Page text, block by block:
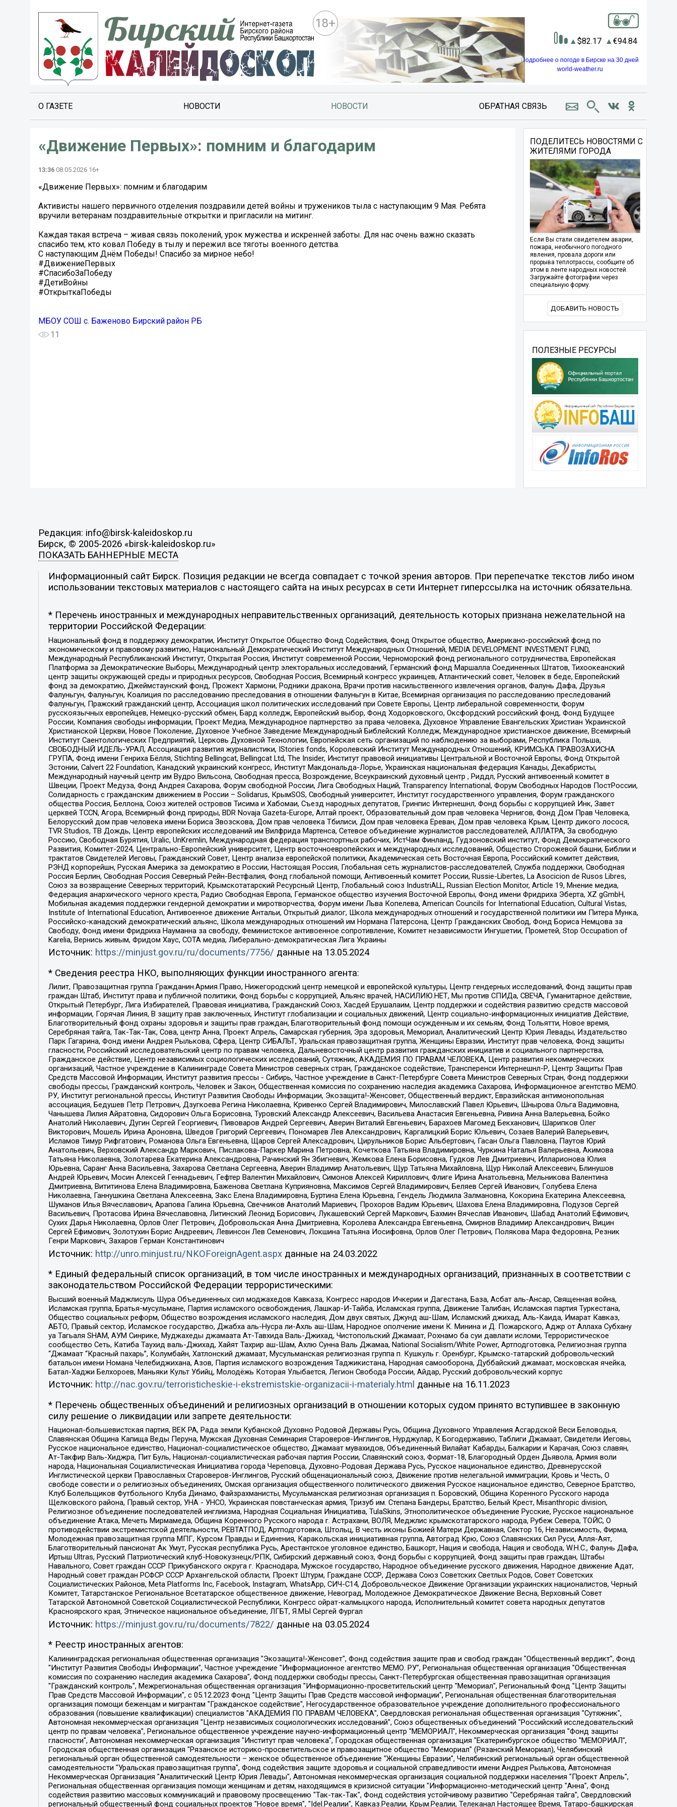
18+
82.17 94.84
Подробнее о погоде в Бирске на 30 дней
world-weather.ru
О ГАЗЕТЕ НОВОСТИ НОВОСТИ ОБРАТНАЯ СВЯЗЬ
«Движение Первых»: помним и благодарим
13:36 08.05.2026 16+
«Движение Первых»: помним и благодарим
Активисты нашего первичного отделения поздравили детей войны и тружеников тыла с наступающим 9 Мая. Ребята
вручили ветеранам поздравительные открытки и пригласили на митинг.
Каждая такая встреча – живая связь поколений, урок мужества и искренней заботы. Для нас очень важно сказать
спасибо тем, кто ковал Победу в тылу и пережил все тяготы военного детства.
С наступающим Днём Победы! Спасибо за мирное небо! ️
#ДвижениеПервых
#СпасибоЗаПобеду
#ДетиВойны
#ОткрыткаПобеды
МБОУ СОШ с. Баженово Бирский район РБ
11
ПОДЕЛИТЕСЬ НОВОСТЯМИ С
ЖИТЕЛЯМИ ГОРОДА
Если Вы стали свидетелем аварии,
пожара, необычного погодного
явления, провала дороги или
прорыва теплотрассы, сообщите об
этом в ленте народных новостей.
Загружайте фотографии через
специальную форму.
ДОБАВИТЬ НОВОСТЬ
ПОЛЕЗНЫЕ РЕСУРСЫ
Редакция: info@birsk-kaleidoskop.ru
Бирск, © 2005-2026 «birsk-kaleidoskop.ru»
ПОКАЗАТЬ БАННЕРНЫЕ МЕСТА
Информационный сайт Бирск. Позиция редакции не всегда совпадает с точкой зрения авторов. При перепечатке текстов либо ином
использовании текстовых материалов с настоящего сайта на иных ресурсах в сети Интернет гиперссылка на источник обязательна.
* Перечень иностранных и международных неправительственных организаций, деятельность которых признана нежелательной на
территории Российской Федерации:
Национальный фонд в поддержку демократии, Институт Открытое Общество Фонд Содействия, Фонд Открытое общество, Американо-российский фонд по
экономическому и правовому развитию, Национальный Демократический Институт Международных Отношений, MEDIA DEVELOPMENT INVESTMENT FUND,
Международный Республиканский Институт, Открытая Россия, Институт современной России, Черноморский фонд регионального сотрудничества, Европейская
Платформа за Демократические Выборы, Международный центр электоральных исследований, Германский фонд Маршалла Соединенных Штатов, Тихоокеанский
центр защиты окружающей среды и природных ресурсов, Свободная Россия, Всемирный конгресс украинцев, Атлантический совет, Человек в беде, Европейский
фонд за демократию, Джеймстаунский фонд, Прожект Хармони, Родники дракона, Врачи против насильственного извлечения органов, Фалунь Дафа, Друзья
Фалуньгун, Фалуньгун, Коалиция по расследованию преследования в отношении Фалуньгун в Китае, Всемирная организация по расследованию преследований
Фалуньгун, Пражский гражданский центр, Ассоциация школ политических исследований при Совете Европы, Центр либеральной современности, Форум
русскоязычных европейцев, Немецко-русский обмен, Бард колледж, Европейский выбор, Фонд Ходорковского, Оксфордский российский фонд, Фонд Будущее
России, Компания свободы информации, Проект Медиа, Международное партнерство за права человека, Духовное Управление Евангельских Христиан Украинской
Христианской Церкви, Новое Поколение, Духовное Учебное Заведение Международный Библейский Колледж, Международное христианское движение, Всемирный
Институт Саентологических Предприятий, Церковь Духовной Технологии, Европейская сеть организаций по наблюдению за выборами, Республика Польша,
СВОБОДНЫЙ ИДЕЛЬ-УРАЛ, Ассоциация развития журналистики, IStories fonds, Королевский Институт Международных Отношений, КРИМСЬКА ПРАВОЗАХИСНА
ГРУПА, Фонд имени Генриха Бёлля, Stichting Bellingcat, Bellingcat Ltd, The Insider, Институт правовой инициативы Центральной и Восточной Европы, Фонд Открытой
Эстонии, Calvert 22 Foundation, Канадский украинский конгресс, Институт Макдональда-Лорье, Украинская национальная федерация Канады, Декабристы,
Международный научный центр им Вудро Вильсона, Свободная пресса, Возрождение, Всеукраинский духовный центр , Риддл, Русский антивоенный комитет в
Швеции, Проект Медуза, Фонд Андрея Сахарова, Форум свободной России, Лига Свободных Наций, Transparеncy International, Форум Свободных Народов ПостРоссии,
Солидарность с гражданским движением в России – Solidarus, КрымSOS, Свободный университет, Институт государственного управления, Форум гражданского
общества Россия, Беллона, Союз жителей островов Тисима и Хабомаи, Съезд народных депутатов, Гринпис Интернешнл, Фонд борьбы с коррупцией Инк, Завет
церквей TCCN, Агора, Всемирный фонд природы, BDR Novaja Gazeta-Europe, Алтай проект, Образовательный дом прав человека Чернигов, Фонд Дом Прав Человека,
Белорусский дом прав человека имени Бориса Звозскова, Дом прав человека Тбилиси, Дом прав человека Ереван, Дом прав человека Крым, Центр дикого лосося,
TVR Studios, ТВ Дождь, Центр европейских исследований им Вилфрида Мартенса, Сетевое объединение журналистов расследователей, АЛЛАТРА, За свободную
Россию, Свободная Бурятия, Uralic, UnKremlin, Международная федерация транспортных рабочих, ИстЧам Финланд, Гудзоновский институт, Фонд Демократического
Развития, Комитет-2024, Центрально-Европейский университет, Центр восточноевропейских и международных исследований, Общество Сторожевой башни, Библии и
трактатов Свидетелей Иеговы, Гражданский Совет, Центр анализа европейской политики, Академическая сеть Восточная Европа, Российский комитет действия,
РЭНД корпорейшн, Русская Америка за демократию в России, Настоящая Россия, Глобальная сеть журналистов-расследователей, Служба поддержки, Свободная
Россия Берлин, Свободная Россия Северный Рейн-Вестфалия, Фонд глобальной помощи, Антивоенный комитет России, Russie-Libertes, La Asocicion de Rusos Libres,
Союз за возвращение Северных территорий, Крымскотатарский Ресурсный Центр, Глобальный союз IndustriALL, Russian Election Monitor, Article 19, Мнение медиа,
Федерация анархического черного креста, Радио Свободная Европа, Германское общество изучения Восточной Европы, Фонд имени Фридриха Эберта, XZ gGmbH,
Мобильная академия поддержки гендерной демократии и миротворчества, Форум имени Льва Копелева, American Councils for International Education, Cultural Vistas,
Institute of International Education, Антивоенное движение Антальи, Открытый диалог, Школа международных отношений и государственной политики им Питера Мунка,
Российско-канадский демократический альянс, Школа международных отношений им Нормана Патерсона, Центр Гражданских Свобод, Фонд Бориса Немцова за
Свободу, Фонд имени Фридриха Науманна за свободу, Феминистское антивоенное сопротивление, Комитет независимости Ингушетии, Прометей, Stop Occupation of
Karelia, Вернись живым, Фридом Хаус, СОТА медиа, Либерально-демократическая Лига Украины
Источник: https://minjust.gov.ru/ru/documents/7756/ данные на 13.05.2024
* Сведения реестра НКО, выполняющих функции иностранного агента:
Лилит, Правозащитная группа Гражданин.Армия.Право, Нижегородский центр немецкой и европейской культуры, Центр гендерных исследований, Фонд защиты прав
граждан Штаб, Институт права и публичной политики, Фонд борьбы с коррупцией, Альянс врачей, НАСИЛИЮ.НЕТ, Мы против СПИДа, СВЕЧА, Гуманитарное действие,
Открытый Петербург, Лига Избирателей, Правовая инициатива, Гражданский Союз, Хасдей Ерушалаим, Центр поддержки и содействия развитию средств массовой
информации, Горячая Линия, В защиту прав заключенных, Институт глобализации и социальных движений, Центр социально-информационных инициатив Действие,
Благотворительный фонд охраны здоровья и защиты прав граждан, Благотворительный фонд помощи осужденным и их семьям, Фонд Тольятти, Новое время,
Серебряная тайга, Так-Так-Так, Сова, центр Анна, Проект Апрель, Самарская губерния, Эра здоровья, Мемориал, Аналитический Центр Юрия Левады, Издательство
Парк Гагарина, Фонд имени Андрея Рылькова, Сфера, Центр СИБАЛЬТ, Уральская правозащитная группа, Женщины Евразии, Институт прав человека, Фонд защиты
гласности, Российский исследовательский центр по правам человека, Дальневосточный центр развития гражданских инициатив и социального партнерства,
Гражданское действие, Центр независимых социологических исследований, Сутяжник, АКАДЕМИЯ ПО ПРАВАМ ЧЕЛОВЕКА, Центр развития некоммерческих
организаций, Частное учреждение в Калининграде Совета Министров северных стран, Гражданское содействие, Трансперенси Интернешнл-Р, Центр Защиты Прав
Средств Массовой Информации, Институт развития прессы - Сибирь, Частное учреждение в Санкт-Петербурге Совета Министров Северных Стран, Фонд поддержки
свободы прессы, Гражданский контроль, Человек и Закон, Общественная комиссия по сохранению наследия академика Сахарова, Информационное агентство МЕМО.
РУ, Институт региональной прессы, Институт Развития Свободы Информации, Экозащита!-Женсовет, Общественный вердикт, Евразийская антимонопольная
ассоциация, Бедушев Петр Петрович, Дзугкоева Регина Николаевна, Кривенко Сергей Владимирович, Милославский Павел Юрьевич, Шнырова Ольга Вадимовна,
Чанышева Лилия Айратовна, Сидорович Ольга Борисовна, Туровский Александр Алексеевич, Васильева Анастасия Евгеньевна, Ривина Анна Валерьевна, Бойко
Анатолий Николаевич, Дугин Сергей Георгиевич, Пивоваров Андрей Сергеевич, Аверин Виталий Евгеньевич, Барахоев Магомед Бекханович, Шарипков Олег
Викторович, Мошель Ирина Ароновна, Шведов Григорий Сергеевич, Пономарев Лев Александрович, Каргалицкий Борис Юльевич, Созаев Валерий Валерьевич,
Исламов Тимур Рифгатович, Романова Ольга Евгеньевна, Щаров Сергей Алексадрович, Цирульников Борис Альбертович, Гасан Ольга Павловна, Паутов Юрий
Анатольевич, Верховский Александр Маркович, Пислакова-Паркер Марина Петровна, Кочеткова Татьяна Владимировна, Чуркина Наталья Валерьевна, Акимова
Татьяна Николаевна, Золотарева Екатерина Александровна, Рачинский Ян Збигневич, Жемкова Елена Борисовна, Гудков Лев Дмитриевич, Илларионова Юлия
Юрьевна, Саранг Анна Васильевна, Захарова Светлана Сергеевна, Аверин Владимир Анатольевич, Щур Татьяна Михайловна, Щур Николай Алексеевич, Блинушов
Андрей Юрьевич, Мосин Алексей Геннадьевич, Гефтер Валентин Михайлович, Симонов Алексей Кириллович, Флиге Ирина Анатольевна, Мельникова Валентина
Дмитриевна, Вититинова Елена Владимировна, Баженова Светлана Куприяновна, Максимов Сергей Владимирович, Беляев Сергей Иванович, Голубева Елена
Николаевна, Ганнушкина Светлана Алексеевна, Закс Елена Владимировна, Буртина Елена Юрьевна, Гендель Людмила Залмановна, Кокорина Екатерина Алексеевна,
Шуманов Илья Вячеславович, Арапова Галина Юрьевна, Свечников Анатолий Мариевич, Прохоров Вадим Юрьевич, Шахова Елена Владимировна, Подузов Сергей
Васильевич, Протасова Ирина Вячеславовна, Литинский Леонид Борисович, Лукашевский Сергей Маркович, Бахмин Вячеслав Иванович, Шабад Анатолий Ефимович,
Сухих Дарья Николаевна, Орлов Олег Петрович, Добровольская Анна Дмитриевна, Королева Александра Евгеньевна, Смирнов Владимир Александрович, Вицин
Сергей Ефимович, Золотухин Борис Андреевич, Левинсон Лев Семенович, Локшина Татьяна Иосифовна, Орлов Олег Петрович, Полякова Мара Федоровна, Резник
Генри Маркович, Захаров Герман Константинович
Источник: http://unro.minjust.ru/NKOForeignAgent.aspxданные на 24.03.2022
* Единый федеральный список организаций, в том числе иностранных и международных организаций, признанных в соответствии с
законодательством Российской Федерации террористическими:
Высший военный Маджлисуль Шура Объединенных сил моджахедов Кавказа, Конгресс народов Ичкерии и Дагестана, База, Асбат аль-Ансар, Священная война,
Исламская группа, Братья-мусульмане, Партия исламского освобождения, Лашкар-И-Тайба, Исламская группа, Движение Талибан, Исламская партия Туркестана,
Общество социальных реформ, Общество возрождения исламского наследия, Дом двух святых, Джунд аш-Шам, Исламский джихад, Аль-Каида, Имарат Кавказ,
АБТО, Правый сектор, Исламское государство, Джабха аль-Нусра ли-Ахль аш-Шам, Народное ополчение имени К. Минина и Д. Пожарского, Аджр от Аллаха Субхану
уа Тагьаля SHAM, АУМ Синрике, Муджахеды джамаата Ат-Тавхида Валь-Джихад, Чистопольский Джамаат, Рохнамо ба суи давлати исломи, Террористическое
сообщество Сеть, Катиба Таухид валь-Джихад, Хайят Тахрир аш-Шам, Ахлю Сунна Валь Джамаа, National Socialism/White Power, Артподготовка, Религиозная группа
“Джамаат “Красный пахарь”, Колумбайн, Хатлонский джамаат, Мусульманская религиозная группа п. Кушкуль г. Оренбург, Крымско-татарский добровольческий
батальон имени Номана Челебиджихана, Азов, Партия исламского возрождения Таджикистана, Народная самооборона, Дуббайский джамаат, московская ячейка,
Батал-Хаджи Белхороев, Маньяки Культ Убийц, Молодёжь Которая Улыбается, Легион Свобода России, Айдар, Русский добровольческий корпус
Источник: http://nac.gov.ru/terroristicheskie-i-ekstremistskie-organizacii-i-materialy.html данные на 16.11.2023
* Перечень общественных объединений и религиозных организаций в отношении которых судом принято вступившее в законную
силу решение о ликвидации или запрете деятельности:
Национал-большевистская партия, ВЕК РА, Рада земли Кубанской Духовно Родовой Державы Русь, Община Духовного Управления Асгардской Веси Беловодья,
Славянская Община Капища Веды Перуна, Мужская Духовная Семинария Староверов-Инглингов, Нурджулар, К Богодержавию, Таблиги Джамаат, Свидетели Иеговы,
Русское национальное единство, Национал-социалистическое общество, Джамаат мувахидов, Объединенный Вилайат Кабарды, Балкарии и Карачая, Союз славян,
Ат-Такфир Валь-Хиджра, Пит Буль, Национал-социалистическая рабочая партия России, Славянский союз, Формат-18, Благородный Орден Дьявола, Армия воли
народа, Национальная Социалистическая Инициатива города Череповца, Духовно-Родовая Держава Русь, Русское национальное единство, Древнерусской
Инглистической церкви Православных Староверов-Инглингов, Русский общенациональный союз, Движение против нелегальной иммиграции, Кровь и Честь, О
свободе совести и о религиозных объединениях, Омская организация общественного политического движения Русское национальное единство, Северное Братство,
Клуб Болельщиков Футбольного Клуба Динамо, Файзрахманисты, Мусульманская религиозная организация п. Боровский, Община Коренного Русского народа
Щелковского района, Правый сектор, УНА - УНСО, Украинская повстанческая армия, Тризуб им. Степана Бандеры, Братство, Белый Крест, Misanthropic division,
Религиозное объединение последователей инглиизма, Народная Социальная Инициатива, TulaSkins, Этнополитическое объединение Русские, Русское национальное
объединение Атака, Мечеть Мирмамеда, Община Коренного Русского народа г. Астрахани, ВОЛЯ, Меджлис крымскотатарского народа, Рубеж Севера, ТОЙС, О
противодействии экстремистской деятельности, РЕВТАТПОД, Артподготовка, Штольц, В честь иконы Божией Матери Державная, Сектор 16, Независимость, Фирма,
Молодежная правозащитная группа МПГ, Курсом Правды и Единения, Каракольская инициативная группа, Автоград Крю, Союз Славянских Сил Руси, Алля-Аят,
Благотворительный пансионат Ак Умут, Русская республика Русь, Арестантское уголовное единство, Башкорт, Нация и свобода, Нация и свобода, W.H.С., Фалунь Дафа,
Иртыш Ultras, Русский Патриотический клуб-Новокузнецк/РПК, Сибирский державный союз, Фонд борьбы с коррупцией, Фонд защиты прав граждан, Штабы
Навального, Совет граждан СССР Прикубанского округа г. Краснодара, Мужское государство, Народное объединение русского движения, Народное движение Адат,
Народный совет граждан РСФСР СССР Архангельской области, Проект Штурм, Граждане СССР, Держава Союз Советских Светлых Родов, Совет Советских
Социалистических Районов, Meta Platforms Inc, Facebook, Instagram, WhatsApp, СИЧ-С14, Добровольческое Движение Организации украинских националистов, Черный
Комитет, Татарстанское Региональное Всетатарское общественное движение, Невоград, Молодежное Демократическое Движение Весна, Верховный Совет
Татарской Автономной Советской Социалистической Республики, Конгресс ойрат-калмыцкого народа, Исполнительный комитет совета народных депутатов
Красноярского края, Этническое национальное объединение, ЛГБТ, Я.МЫ Сергей Фургал
Источник: https://minjust.gov.ru/ru/documents/7822/ данные на 03.05.2024
* Реестр иностранных агентов:
Калининградская региональная общественная организация "Экозащита!-Женсовет", Фонд содействия защите прав и свобод граждан "Общественный вердикт", Фонд "Институт Развития Свободы Информации", Частное учреждение "Информационное агентство МЕМО. РУ", Региональная общественная организация "Общественная комиссия по сохранению наследия академика Сахарова", Фонд поддержки свободы прессы, Санкт-Петербургская общественная правозащитная организация "Гражданский контроль", Межрегиональная общественная организация "Информационно-просветительский центр "Мемориал", Региональный Фонд "Центр Защиты Прав Средств Массовой Информации", с 05.12.2023 Фонд "Центр Защиты Прав Средств массовой информации", Региональная общественная благотворительная организация помощи беженцам и мигрантам "Гражданское содействие", Негосударственное образовательное учреждение дополнительного профессионального образования (повышение квалификации) специалистов "АКАДЕМИЯ ПО ПРАВАМ ЧЕЛОВЕКА", Свердловская региональная общественная организация "Сутяжник", Автономная некоммерческая организация "Центр независимых социологических исследований", Союз общественных объединений "Российский исследовательский центр по правам человека", Региональное общественное учреждение научно-информационный центр "МЕМОРИАЛ", Некоммерческая организация "Фонд защиты гласности", Автономная некоммерческая организация "Институт прав человека", Городская общественная организация "Екатеринбургское общество "МЕМОРИАЛ", Городская общественная организация "Рязанское историко-просветительское и правозащитное общество "Мемориал" (Рязанский Мемориал), Челябинский региональный орган общественной самодеятельности – женское общественное объединение "Женщины Евразии", Челябинский региональный орган общественной самодеятельности "Уральская правозащитная группа", Фонд содействия защите здоровья и социальной справедливости имени Андрея Рылькова, Автономная Некоммерческая Организация "Аналитический Центр Юрия Левады", Автономная некоммерческая организация социальной поддержки населения "Проект Апрель", Региональная общественная организация помощи женщинам и детям, находящимся в кризисной ситуации "Информационно-методический центр "Анна", Фонд содействия развитию массовых коммуникаций и правовому просвещению "Так-так-Так", Фонд содействия устойчивому развитию "Серебряная тайга", Свердловский региональный общественный фонд социальных проектов "Новое время", "Idel.Реалии", Кавказ.Реалии, Крым.Реалии, Телеканал Настоящее Время, Татаро-башкирская служба Радио Свобода (Azatliq Radiosi), Радио Свободная Европа/Радио Свобода (PCE/PC), "Сибирь.Реалии", "Фактограф", Благотворительный фонд помощи осужденным и их семьям, Автономная некоммерческая организация "Институт глобализации и социальных движений", Фонд "В защиту прав заключенных", Частное учреждение "Центр поддержки и содействия развитию средств массовой информации", Пензенский региональный общественный благотворительный фонд "Гражданский союз", "Север.Реалии", Некоммерческая организация Фонд "Правовая инициатива", Общество с ограниченной ответственностью "Радио Свободная Европа/Радио Свобода", Чешское информационное агентство "MEDIUM-ORIENT", Красноярская региональная общественная организация "Мы против СПИДа", Камалягин Денис Николаевич, Маркелов Сергей Евгеньевич, Пономарев Лев Александрович, Савицкая Людмила Алексеевна, Автономная некоммерческая организация "Центр по работе с проблемой насилия "НАСИЛИЮ.НЕТ", Межрегиональный профессиональный союз работников здравоохранения "Альянс врачей", Юридическое лицо, зарегистрированное в Латвийской Республике, SIA "Medusa Project" (регистрационный номер 40103797863, дата регистрации 10.06.2014), Некоммерческая организация "Фонд по борьбе с коррупцией", Автономная некоммерческая организация "Институт права и публичной политики", Баданин Роман Сергеевич, Гликин Максим Александрович, Железнова Мария Михайловна, Лукьянова Юлия Сергеевна, Маетная Елизавета Витальевна, Маняхин Петр Борисович, Чуракова Ольга Владимировна, Ярош Юлия Петровна, Юридическое лицо "The Insider SIA", зарегистрированное в Риге, Латвийская Республика (дата регистрации 26.06.2015), являющееся администратором доменного имени интернет-издания "The Insider SIA", https://theins.ru, Постернак Алексей Евгеньевич, Рубин Михаил Аркадьевич, Анин Роман Александрович, Юридическое лицо Istories fonds, зарегистрированное в Латвийской Республике (регистрационный номер 50008295751, дата регистрации 24.02.2020), Великовский Дмитрий Александрович, Долинина Ирина Николаевна, Мароховская Алеся Алексеевна, Шлейнов Роман Юрьевич, Шмагун Олеся Валентиновна, Общество с ограниченной ответственностью "Альтаир 2021", Общество с ограниченной ответственностью "Вега 2021", Общество с ограниченной ответственностью "Главный редактор 2021", Общество с ограниченной ответственностью "Ромашки монолит", Важенков Артем Валерьевич, Ивановская областная общественная организация "Центр гендерных исследований", Гурман Юрий Альбертович, Медиапроект "ОВД-Инфо", Егоров Владимир Владимирович, Жилинский Владимир Александрович, Общество с ограниченной ответственностью "ЗП", Иванова София Юрьевна, Карезина Инна Павловна, Кильтау Екатерина Викторовна, Петров Алексей Викторович, Пискунов Сергей Евгеньевич, Смирнов Сергей Сергеевич, Тихонов Михаил Сергеевич, Общество с ограниченной ответственностью "ЖУРНАЛИСТ-ИНОСТРАННЫЙ АГЕНТ", Арапова Галина Юрьевна, Вольтская Татьяна Анатольевна, Американская компания "Mason G.E.S. Anonymous Foundation" (США), являющаяся владельцем интернет-издания https://mnews.world/, Компания "Stichting Bellingcat", зарегистрированная в Нидерландах (дата регистрации 11.07.2018), Захаров Андрей Вячеславович, Клепиковская Екатерина Дмитриевна, Общество с ограниченной ответственностью "МЕМО", Перл Роман Александрович, Симонов Евгений Алексеевич, Соловьева Елена Анатольевна, Сотников Даниил Владимирович, Сурначева Елизавета Дмитриевна, Автономная некоммерческая организация по защите прав человека и информированию населения "Якутия – Наше Мнение", Общество с ограниченной ответственностью "Москоу диджитал медиа", с 26.01.2023 Общество с ограниченной ответственностью "Чайка Белые сады", Ветошкина Валерия Валерьевна, Заговора Максим Александрович, Межрегиональное общественное движение "Российская ЛГБТ - сеть", Оленичев Максим Владимирович, Павлов Иван Юрьевич, Скворцова Елена Сергеевна, Общество с ограниченной ответственностью "Как бы инагент", Кочетков Игорь Викторович, Общество с ограниченной ответственностью "Честные выборы", Еланчик Олег Александрович, Общество с ограниченной ответственностью "Нобелевский призыв", Гималова Регина Эмилевна, Григорьев Андрей Валерьевич, Григорьева Алина Александровна, Ассоциация по содействию защите прав призывников, альтернативнослужащих и военнослужащих "Правозащитная группа "Гражданин.Армия.Право", Хисамова Регина Фаритовна, Автономная некоммерческая организация по реализации социально-правовых программ "Лилит", Дальневосточное общественное движение "Маяк", Санкт-Петербургская ЛГБТ-инициативная группа "Выход", Инициативная группа ЛГБТ+ "Реверс", Алексеев Андрей Викторович, Бекбулатова Таисия Львовна, Беляев Иван Михайлович, Владыкина Елена Сергеевна, Гельман Марат Александрович, Никульшина Вероника Юрьевна, Толоконникова Надежда Андреевна, Шендерович Виктор Анатольевич, Общество с ограниченной ответственностью "Данное сообщение", Общество с ограниченной ответственностью Издательский дом "Новая глава", Айнбиндер Александра Александровна, Московский комьюнити-центр для ЛГБТ+инициатив, Благотворительный фонд развития филантропии, Deutsche Welle (Германия, Kurt-Schumacher-Strasse 3, 53113 Bonn), Борзунова Мария Михайловна, Воробьев Виктор Викторович, Голубева Анна Львовна, Константинова Алла Михайловна, Малкова Ирина Владимировна, Мурадов Мурад Абдулгалимович, Осетинская Елизавета Николаевна, Понасенков Евгений Николаевич, Ганапольский Матвей Юрьевич, Киселев Евгений Алексеевич, Борухович Ирина Григорьевна, Дремин Иван Тимофеевич, Дубровский Дмитрий Викторович, Красноярская региональная общественная организация поддержки и развития альтернативных образовательных технологий и межкультурных коммуникаций "ИНТЕРРА", Маяковская Екатерина Алексеевна, Фейгин Марк Захарович, Филимонов Андрей Викторович, Дзугкоева Регина Николаевна, Доброхотов Роман Александрович, Дудь Юрий Александрович, Елкин Сергей Владимирович, Кругликов Кирилл Игоревич, Сабунаева Мария Леонидовна, Семенов Алексей Владимирович, Шаинян Карен Багратович, Шульман Екатерина Михайловна, Асафьев Артур Валерьевич, Вахштайн Виктор Семенович, Венедиктов Алексей Алексеевич, Лушникова Екатерина Евгеньевна, Волков Леонид Михайлович, Невзоров Александр Глебович, Пархоменко Сергей Борисович, Сироткин Ярослав Николаевич, Кара-Мурза Владимир Владимирович, Баранова Наталья Владимировна, Гозман Леонид Яковлевич, Кагарлицкий Борис Юльевич, Климарев Михаил Валерьевич, Милов Владимир Станиславович, Автономная некоммерческая организация Краснодарский центр современного искусства "Типография", Моргенштерн Алишер Тагирович, Соболь Любовь Эдуардовна, Общество с ограниченной ответственностью "ЛИЗА НОРМ", Каспаров Гарри Кимович, Ходорковский Михаил Борисович, Общество с ограниченной ответственностью "Апрельские тезисы", Данилович Ирина Брониславовна, Кашин Олег Владимирович, Петров Николай Владимирович, Пивоваров Алексей Владимирович, Соколов Михаил Владимирович, Цветкова Юлия Владимировна, Чичваркин Евгений Александрович, Комитет против пыток/Команда против пыток, Общество с ограниченной ответственностью "Первый научный", Общество с ограниченной ответственностью "Вертолет и ко", Белоцерковская Вероника Борисовна, Кац Максим Евгеньевич, Лазарева Татьяна Юрьевна, Шаведдинов Руслан Табризович, Яшин Илья Валерьевич, Общество с ограниченной ответственностью "Иноагент ААВ", Алешковский Дмитрий Петрович, Альбац Евгения Марковна, Быков Дмитрий Львович, Галямина Юлия Евгеньевна, Лойко Сергей Леонидович, Мартынов Кирилл Константинович, Медведев Сергей Александрович, Крашенинников Федор Геннадиевич, Гордеева Катерина Вл